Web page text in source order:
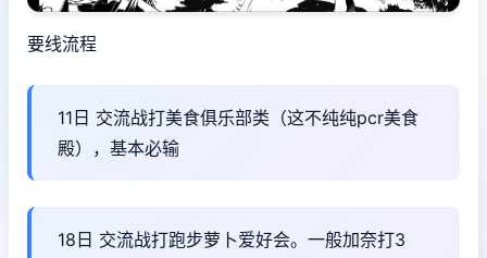
要线流程
11日 交流战打美食俱乐部类（这不纯纯pcr美食
殿），基本必输
18日 交流战打跑步萝卜爱好会。一般加奈打3